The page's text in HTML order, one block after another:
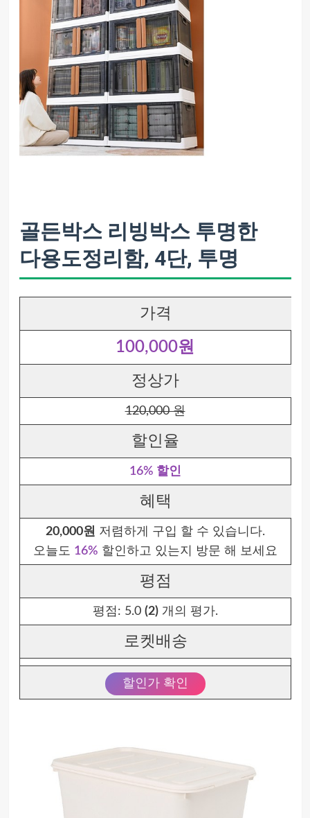
골든박스 리빙박스 투명한
다용도정리함, 4단, 투명
가격
100,000원
정상가
120,000 원
할인율
16% 할인
혜택
20,000원 저렴하게 구입 할 수 있습니다.
오늘도 16% 할인하고 있는지 방문 해 보세요
평점
평점: 5.0 (2)개의 평가.
로켓배송
할인가 확인